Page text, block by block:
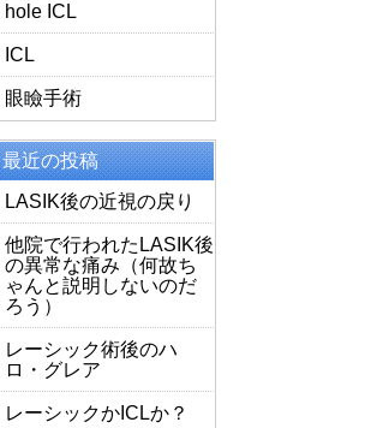
hole ICL
ICL
眼瞼手術
最近の投稿
LASIK後の近視の戻り
他院で行われたLASIK後
の異常な痛み（何故ち
ゃんと説明しないのだ
ろう）
レーシック術後のハ
ロ・グレア
レーシックかICLか？